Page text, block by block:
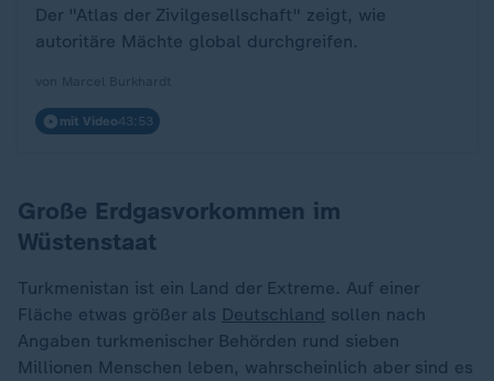
Der "Atlas der Zivilgesellschaft" zeigt, wie
autoritäre Mächte global durchgreifen.
mit Video43:53
Große Erdgasvorkommen im
Wüstenstaat
Turkmenistan ist ein Land der Extreme. Auf einer
Fläche etwas größer als Deutschland sollen nach
Angaben turkmenischer Behörden rund sieben
Millionen Menschen leben, wahrscheinlich aber sind es